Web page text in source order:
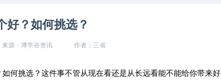
好？如何挑选？
来源：博学谷资讯 作者：三省
如何挑选？这件事不管从现在看还是从长远看能不能给你带来好